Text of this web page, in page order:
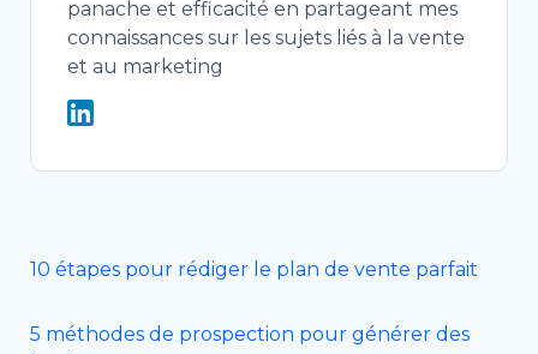
panache et efficacité en partageant mes
connaissances sur les sujets liés à la vente
et au marketing
10 étapes pour rédiger le plan de vente parfait
5 méthodes de prospection pour générer des